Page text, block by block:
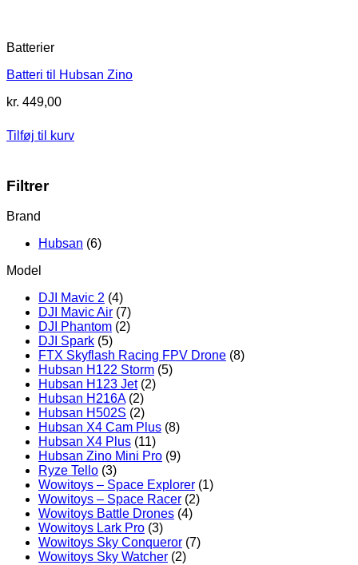
Batterier
Batteri til Hubsan Zino
kr. 449,00
Tilføj til kurv
Filtrer
Brand
Hubsan (6)
Model
DJI Mavic 2 (4)
DJI Mavic Air (7)
DJI Phantom (2)
DJI Spark (5)
FTX Skyflash Racing FPV Drone (8)
Hubsan H122 Storm (5)
Hubsan H123 Jet (2)
Hubsan H216A (2)
Hubsan H502S (2)
Hubsan X4 Cam Plus (8)
Hubsan X4 Plus (11)
Hubsan Zino Mini Pro (9)
Ryze Tello (3)
Wowitoys – Space Explorer (1)
Wowitoys – Space Racer (2)
Wowitoys Battle Drones (4)
Wowitoys Lark Pro (3)
Wowitoys Sky Conqueror (7)
Wowitoys Sky Watcher (2)